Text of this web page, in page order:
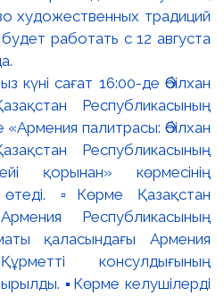
сағат 16:00-де Әбілхан
Республикасының
палитрасы: Әбілхан
Республикасының
қорынан» көрмесінің
▫️Көрме Қазақстан
Республикасының
қаласындағы Армения
консулдығының
▪️Көрме келушілерді